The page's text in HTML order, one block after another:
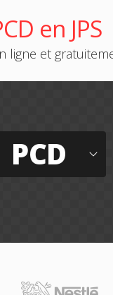
en JPS
ligne et
PCD